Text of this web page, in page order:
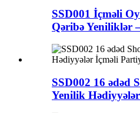
SSD001 İçməli
Qəribə Yeniliklər
SSD002 16 ədəd
Yenilik